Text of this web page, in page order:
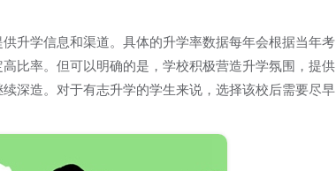
升学信息和渠道。具体的升学率数据每年会根据当年考
比率。但可以明确的是，学校积极营造升学氛围，提供
深造。对于有志升学的学生来说，选择该校后需要尽早